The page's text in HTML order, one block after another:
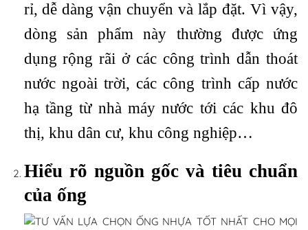
rỉ, dễ dàng vận chuyển và lắp đặt. Vì vậy,
dòng sản phẩm này thường được ứng
dụng rộng rãi ở các công trình dẫn thoát
nước ngoài trời, các công trình cấp nước
hạ tầng từ nhà máy nước tới các khu đô
thị, khu dân cư, khu công nghiệp…
Hiểu rõ nguồn gốc và tiêu chuẩn
của ống